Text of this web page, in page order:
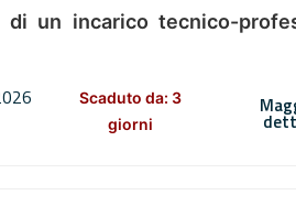
di un incarico tecnico-
Scaduto da: 3
giorni